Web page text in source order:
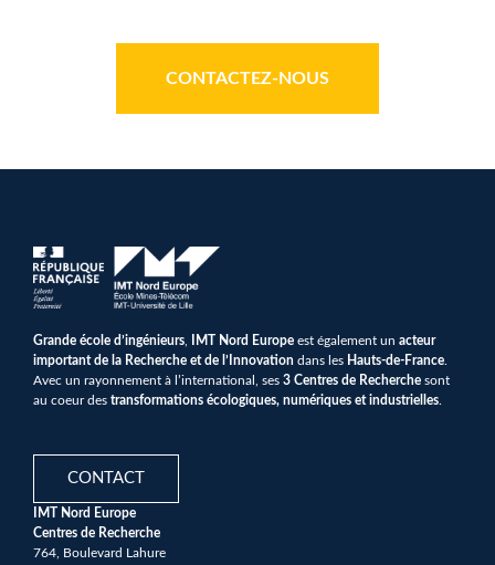
CONTACTEZ-NOUS
Grande école d’ingénieurs IMT Nord Europe est également un acteur
important de la Recherche et de l’Innovation dans les Hauts-de-France
Avec un rayonnement à l’international, ses 3 Centres de Recherche sont
au coeur des transformations écologiques, numériques et industrielles
CONTACT
IMT Nord Europe
Centres de Recherche
764, Boulevard Lahure